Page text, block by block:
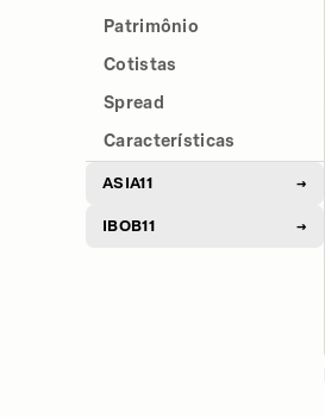
Patrimônio
Cotistas
Spread
Características
ASIA11 →
IBOB11 →